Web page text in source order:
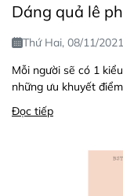
Dáng quả lê
Thứ Hai, 08/11/2021
Mỗi người sẽ có 1
những ưu khuyết
Đọc tiếp